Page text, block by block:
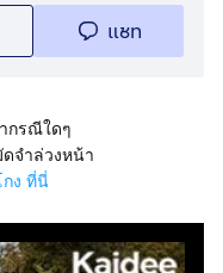
เตอร์รี่
สเอ็กซ์ #ออกรถ55บาท
อง #รถสวยราคาไม่
แชท
กรณีใดๆ
จำล่วงหน้า
ง ที่นี่